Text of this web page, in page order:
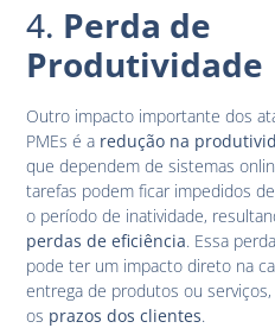
4. Perda de
Produtividade
Outro impacto importante dos
PMEs é a redução na
que dependem de sistemas
tarefas podem ficar impedidos
o período de inatividade,
perdas de eficiência. Essa
pode ter um impacto direto na
entrega de produtos ou
os prazos dos clientes.